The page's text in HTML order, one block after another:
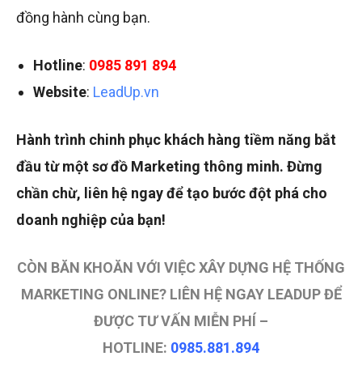
đồng hành cùng bạn.
Hotline: 0985 891 894
Website: LeadUp.vn
Hành trình chinh phục khách hàng tiềm năng bắt
đầu từ một sơ đồ Marketing thông minh. Đừng
chần chừ, liên hệ ngay để tạo bước đột phá cho
doanh nghiệp của bạn!
CÒN BĂN KHOĂN VỚI VIỆC XÂY DỰNG HỆ THỐNG
MARKETING ONLINE? LIÊN HỆ NGAY LEADUP ĐỂ
ĐƯỢC TƯ VẤN MIỄN PHÍ –
HOTLINE: 0985.881.894